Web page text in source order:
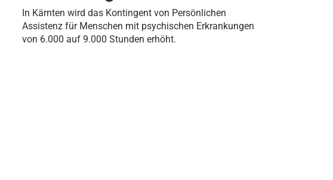
In Kärnten wird das Kontingent von Persönlichen
Assistenz für Menschen mit psychischen Erkrankungen
von 6.000 auf 9.000 Stunden erhöht.